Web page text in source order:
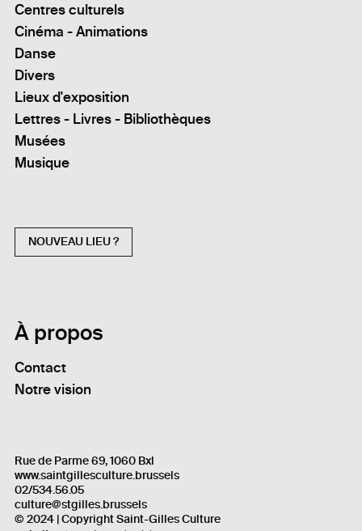
Centres culturels
Cinéma - Animations
Danse
Divers
Lieux d'exposition
Lettres - Livres - Bibliothèques
Musées
Musique
NOUVEAU LIEU ?
À propos
Contact
Notre vision
Rue de Parme 69, 1060 Bxl
www.saintgillesculture.brussels
02/534.56.05
culture@stgilles.brussels
© 2024 | Copyright Saint-Gilles Culture